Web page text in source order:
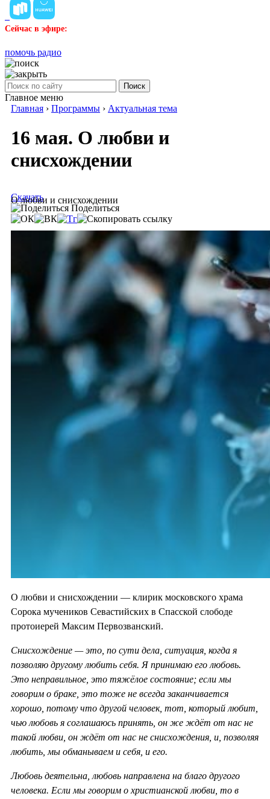
Сейчас в эфире:
помочь радио
Поиск
Главное меню
Главная › Программы › Актуальная тема
16 мая. О любви и
снисхождении
О любви и снисхождении
Скачать
Поделиться
О любви и снисхождении — клирик московского храма
Сорока мучеников Севастийских в Спасской слободе
протоиерей Максим Первозванский.
Снисхождение — это, по сути дела, ситуация, когда я
позволяю другому любить себя. Я принимаю его любовь.
Это неправильное, это тяжёлое состояние; если мы
говорим о браке, это тоже не всегда заканчивается
хорошо, потому что другой человек, тот, который любит,
чью любовь я соглашаюсь принять, он же ждёт от нас не
такой любви, он ждёт от нас не снисхождения, и, позволяя
любить, мы обманываем и себя, и его.
Любовь деятельна, любовь направлена на благо другого
человека. Если мы говорим о христианской любви, то в